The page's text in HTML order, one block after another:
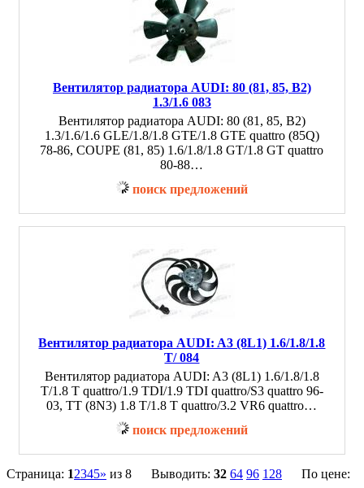
Вентилятор радиатора AUDI: 80 (81, 85, B2)
1.3/1.6 083
Вентилятор радиатора AUDI: 80 (81, 85, B2)
1.3/1.6/1.6 GLE/1.8/1.8 GTE/1.8 GTE quattro (85Q)
78-86, COUPE (81, 85) 1.6/1.8/1.8 GT/1.8 GT quattro
80-88…
поиск предложений
Вентилятор радиатора AUDI: A3 (8L1) 1.6/1.8/1.8
T/ 084
Вентилятор радиатора AUDI: A3 (8L1) 1.6/1.8/1.8
T/1.8 T quattro/1.9 TDI/1.9 TDI quattro/S3 quattro 96-
03, TT (8N3) 1.8 T/1.8 T quattro/3.2 VR6 quattro…
поиск предложений
Страница: 12345» из 8 Выводить: 32 64 96 128
По цене: